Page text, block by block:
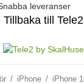
leveranser
till
/ iPhone / iPhone